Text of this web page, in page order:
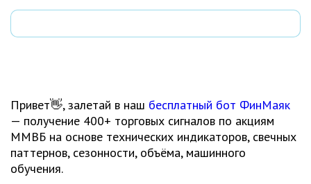
Привет👋, залетай в наш бесплатный бот ФинМаяк
— получение 400+ торговых сигналов по акциям
ММВБ на основе технических индикаторов, свечных
паттернов, сезонности, объёма, машинного
обучения.